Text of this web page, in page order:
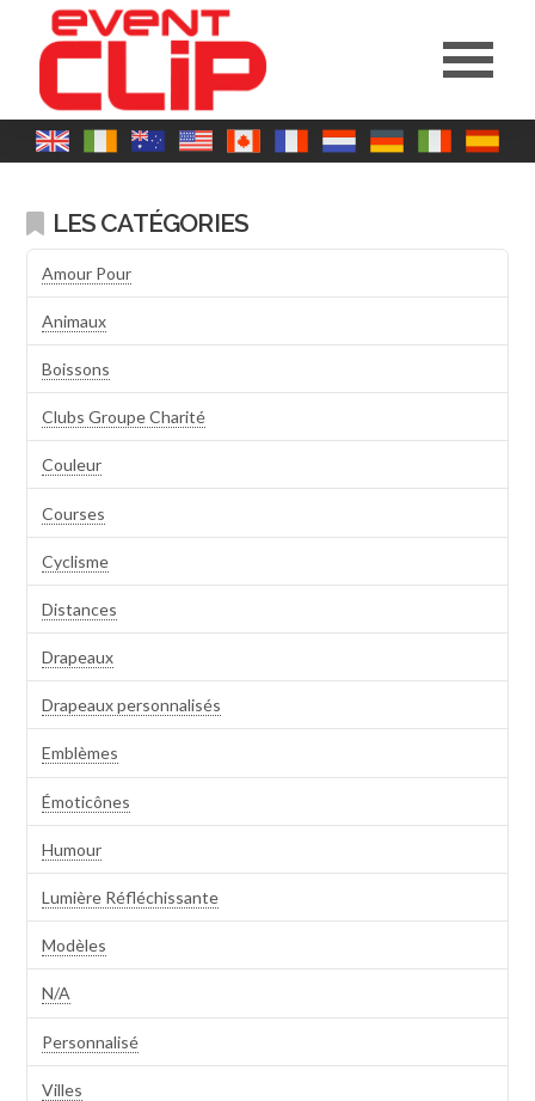
LES CATÉGORIES
Amour Pour
Animaux
Boissons
Clubs Groupe Charité
Couleur
Courses
Cyclisme
Distances
Drapeaux
Drapeaux personnalisés
Emblèmes
Émoticônes
Humour
Lumière Réfléchissante
Modèles
N/A
Personnalisé
Villes